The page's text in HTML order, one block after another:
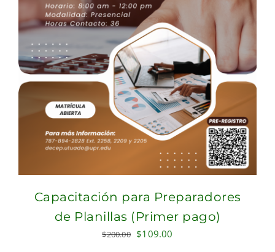
Capacitación para Preparadores
de Planillas (Primer pago)
$200.00 Original
$109.00